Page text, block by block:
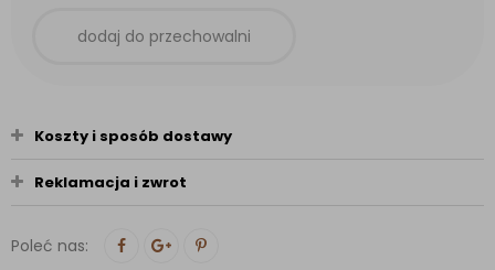
dodaj do przechowalni
Koszty i sposób dostawy
Reklamacja i zwrot
Poleć nas: